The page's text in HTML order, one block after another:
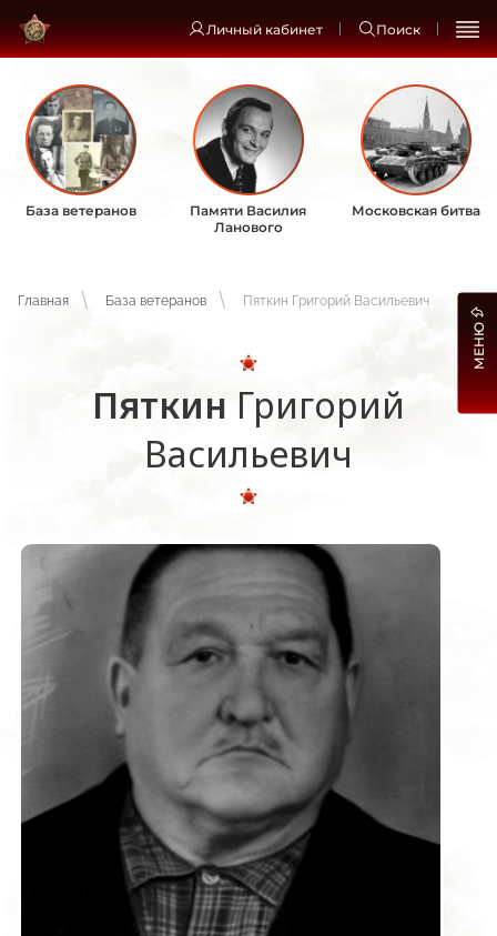
Личный кабинет Поиск
База ветеранов
Памяти Василия
Ланового
Московская битва
Главная База ветеранов Пяткин Григорий Васильевич
Пяткин Григорий
Васильевич
МЕНЮ